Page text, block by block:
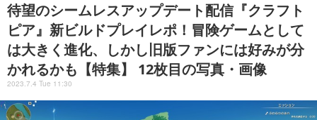
待望のシームレスアップデート配信『クラフト
ピア』新ビルドプレイレポ！冒険ゲームとして
は大きく進化、しかし旧版ファンには好みが分
かれるかも【特集】 12枚目の写真・画像
2023.7.4 Tue 11:30